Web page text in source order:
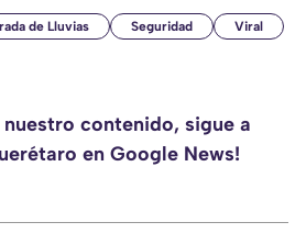
de Lluvias Seguridad Viral
nuestro contenido, sigue a
en Google News!